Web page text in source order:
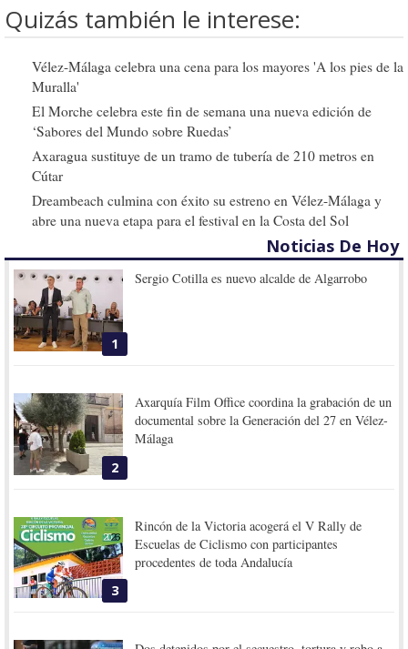
Quizás también le interese:
Vélez-Málaga celebra una cena para los mayores 'A los pies de la
Muralla'
El Morche celebra este fin de semana una nueva edición de
‘Sabores del Mundo sobre Ruedas’
Axaragua sustituye de un tramo de tubería de 210 metros en
Cútar
Dreambeach culmina con éxito su estreno en Vélez-Málaga y
abre una nueva etapa para el festival en la Costa del Sol
Noticias De Hoy
1
Sergio Cotilla es nuevo alcalde de Algarrobo
2
Axarquía Film Office coordina la grabación de un
documental sobre la Generación del 27 en Vélez-
Málaga
3
Rincón de la Victoria acogerá el V Rally de
Escuelas de Ciclismo con participantes
procedentes de toda Andalucía